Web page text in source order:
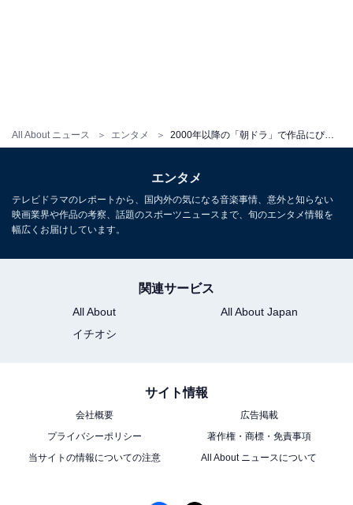
All About ニュース エンタメ 2000年以降の「朝ドラ」で作品にぴったりだと思う主題歌ランキング！ 『あまちゃん』OPと同率1位は？
エンタメ
テレビドラマのレポートから、国内外の気になる音楽事情、意外と知らない
映画業界や作品の考察、話題のスポーツニュースまで、旬のエンタメ情報を
幅広くお届けしています。
関連サービス
All About
All About Japan
イチオシ
サイト情報
会社概要
広告掲載
プライバシーポリシー
著作権・商標・免責事項
当サイトの情報についての注意
All About ニュースについて